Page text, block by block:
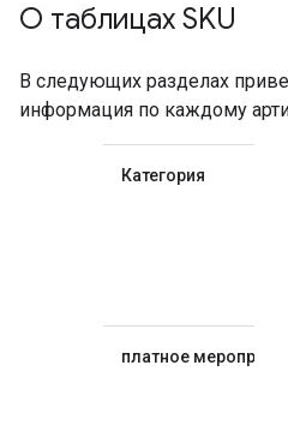
О таблицах SKU
В следующих разделах
информация по каждому
Категория
платное